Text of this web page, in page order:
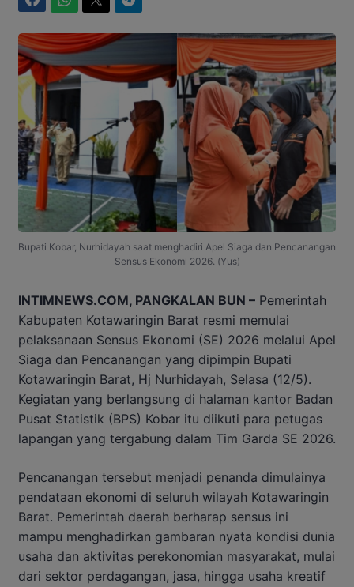
Bupati Kobar, Nurhidayah saat menghadiri Apel Siaga dan Pencanangan
Sensus Ekonomi 2026. (Yus)
INTIMNEWS.COM, PANGKALAN BUN – Pemerintah
Kabupaten Kotawaringin Barat resmi memulai
pelaksanaan Sensus Ekonomi (SE) 2026 melalui Apel
Siaga dan Pencanangan yang dipimpin Bupati
Kotawaringin Barat, Hj Nurhidayah, Selasa (12/5).
Kegiatan yang berlangsung di halaman kantor Badan
Pusat Statistik (BPS) Kobar itu diikuti para petugas
lapangan yang tergabung dalam Tim Garda SE 2026.
Pencanangan tersebut menjadi penanda dimulainya
pendataan ekonomi di seluruh wilayah Kotawaringin
Barat. Pemerintah daerah berharap sensus ini
mampu menghadirkan gambaran nyata kondisi dunia
usaha dan aktivitas perekonomian masyarakat, mulai
dari sektor perdagangan, jasa, hingga usaha kreatif